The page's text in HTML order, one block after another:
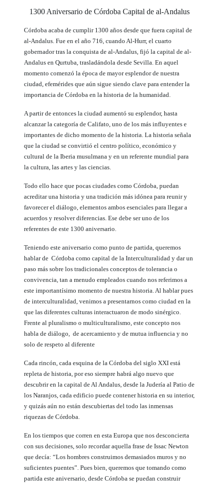
1300 Aniversario de Córdoba Capital de al-Andalus
Córdoba acaba de cumplir 1300 años desde que fuera capital de
al-Andalus. Fue en el año 716, cuando Al-Hurr, el cuarto
gobernador tras la conquista de al-Andalus, fijó la capital de al-
Andalus en Qurtuba, trasladándola desde Sevilla. En aquel
momento comenzó la época de mayor esplendor de nuestra
ciudad, efemérides que aún sigue siendo clave para entender la
importancia de Córdoba en la historia de la humanidad.
A partir de entonces la ciudad aumentó su esplendor, hasta
alcanzar la categoría de Califato, uno de los más influyentes e
importantes de dicho momento de la historia. La historia señala
que la ciudad se convirtió el centro político, económico y
cultural de la Iberia musulmana y en un referente mundial para
la cultura, las artes y las ciencias.
Todo ello hace que pocas ciudades como Córdoba, puedan
acreditar una historia y una tradición más idónea para reunir y
favorecer el diálogo, elementos ambos esenciales para llegar a
acuerdos y resolver diferencias. Ese debe ser uno de los
referentes de este 1300 aniversario.
Teniendo este aniversario como punto de partida, queremos
hablar de Córdoba como capital de la Interculturalidad y dar un
paso más sobre los tradicionales conceptos de tolerancia o
convivencia, tan a menudo empleados cuando nos referimos a
este importantísimo momento de nuestra historia. Al hablar pues
de interculturalidad, venimos a presentarnos como ciudad en la
que las diferentes culturas interactuaron de modo sinérgico.
Frente al pluralismo o multiculturalismo, este concepto nos
habla de diálogo, de acercamiento y de mutua influencia y no
solo de respeto al diferente
Cada rincón, cada esquina de la Córdoba del siglo XXI está
repleta de historia, por eso siempre habrá algo nuevo que
descubrir en la capital de Al Andalus, desde la Judería al Patio de
los Naranjos, cada edificio puede contener historia en su interior,
y quizás aún no están descubiertas del todo las inmensas
riquezas de Córdoba.
En los tiempos que corren en esta Europa que nos desconcierta
con sus decisiones, solo recordar aquella frase de Issac Newton
que decía: “Los hombres construimos demasiados muros y no
suficientes puentes”. Pues bien, queremos que tomando como
partida este aniversario, desde Córdoba se puedan construir